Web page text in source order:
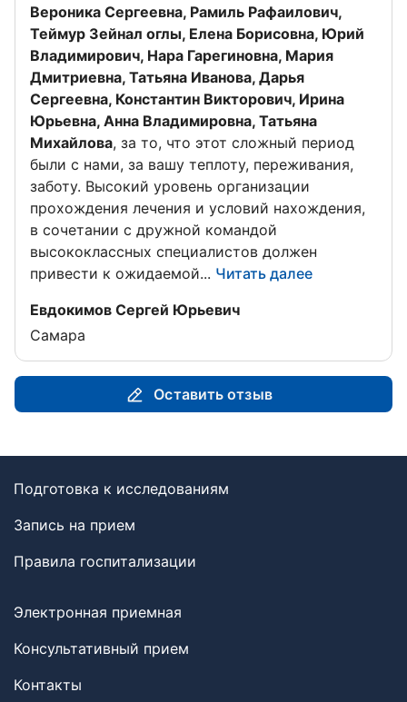
Вероника Сергеевна, Рамиль Рафаилович,
Теймур Зейнал оглы, Елена Борисовна, Юрий
Владимирович, Нара Гарегиновна, Мария
Дмитриевна, Татьяна Иванова, Дарья
Сергеевна, Константин Викторович, Ирина
Юрьевна, Анна Владимировна, Татьяна
Михайлова, за то, что этот сложный период
были с нами, за вашу теплоту, переживания,
заботу. Высокий уровень организации
прохождения лечения и условий нахождения,
в сочетании с дружной командой
высококлассных специалистов должен
привести к ожидаемой... Читать далее
Отзыв от
Евдокимов Сергей Юрьевич
Самара
Оставить отзыв
Подготовка к исследованиям
Запись на прием
Правила госпитализации
Электронная приемная
Консультативный прием
Контакты